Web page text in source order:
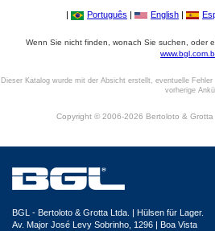
| Português | English |
Wenn Sie nicht finden, wonach Sie suchen, oder
Dieser Katalog wurde mit der Absicht erstellt, eventuelle
vorherige
Copyright © 2006-2026 Bertoloto & Grotta
BGL - Bertoloto & Grotta Ltda. | Hülsen für Lager.
Av. Major José Levy Sobrinho, 1296 | Boa Vista